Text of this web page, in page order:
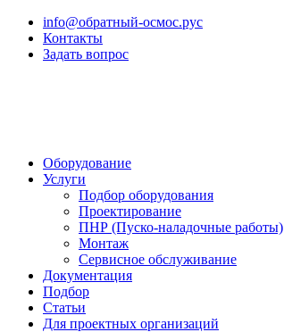
info@обратный-осмос.рус
Контакты
Задать вопрос
Оборудование
Услуги
Подбор оборудования
Проектирование
ПНР (Пуско-наладочные работы)
Монтаж
Сервисное обслуживание
Документация
Подбор
Статьи
Для проектных организаций